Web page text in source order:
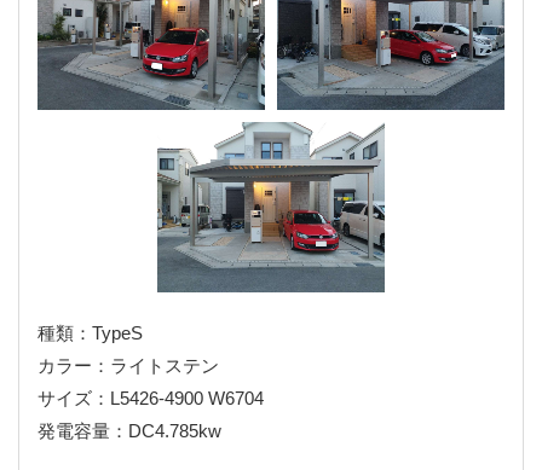
種類：TypeS
カラー：ライトステン
サイズ：L5426-4900 W6704
発電容量：DC4.785kw